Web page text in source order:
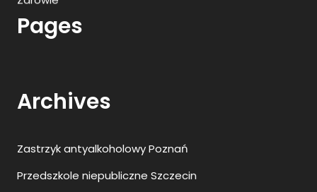
Pages
Przedszkole niepubliczne Szczecin
Prywatny ośrodek leczenia uzależnień